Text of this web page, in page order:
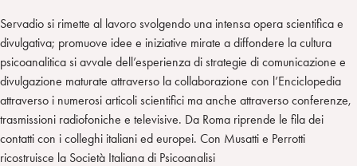
Servadio si rimette al lavoro svolgendo una intensa opera scientifica e
divulgativa; promuove idee e iniziative mirate a diffondere la cultura
psicoanalitica si avvale dell’esperienza di strategie di comunicazione e
divulgazione maturate attraverso la collaborazione con l’Enciclopedia
attraverso i numerosi articoli scientifici ma anche attraverso conferenze,
trasmissioni radiofoniche e televisive. Da Roma riprende le fila dei
contatti con i colleghi italiani ed europei. Con Musatti e Perrotti
ricostruisce la Società Italiana di Psicoanalisi